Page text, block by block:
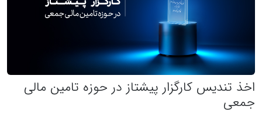
اخذ تندیس کارگزار پیشتاز در حوزه تامین مالی
جمعی